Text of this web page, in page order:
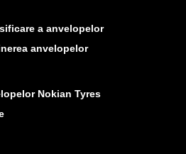
a anvelopelor
anvelopelor
Nokian Tyres